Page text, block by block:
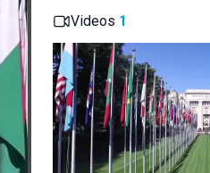
Videos 1